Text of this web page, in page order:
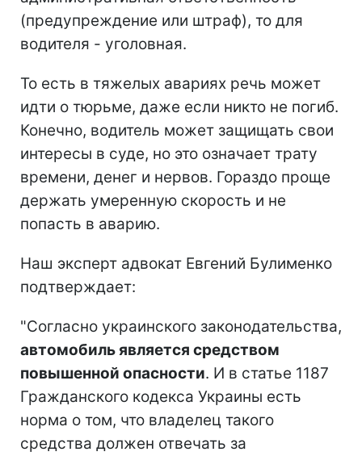
(предупреждение или штраф), то для
водителя - уголовная.
То есть в тяжелых авариях речь может
идти о тюрьме, даже если никто не погиб.
Конечно, водитель может защищать свои
интересы в суде, но это означает трату
времени, денег и нервов. Гораздо проще
держать умеренную скорость и не
попасть в аварию.
Наш эксперт адвокат Евгений Булименко
подтверждает:
"Согласно украинского законодательства,
автомобиль является средством
повышенной опасности. И в статье 1187
Гражданского кодекса Украины есть
норма о том, что владелец такого
средства должен отвечать за